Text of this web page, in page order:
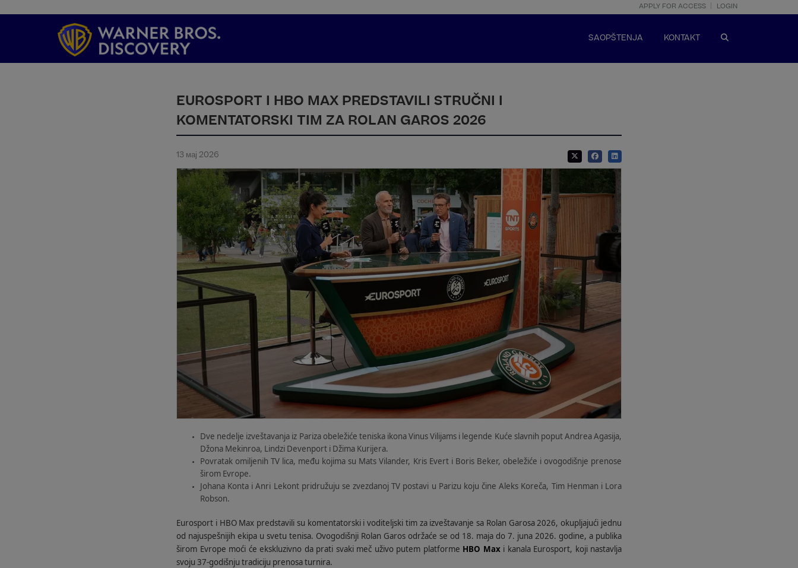
APPLY FOR ACCESS LOGIN
SAOPŠTENJA KONTAKT
EUROSPORT I HBO MAX PREDSTAVILI STRUČNI I
KOMENTATORSKI TIM ZA ROLAN GAROS 2026
13 мај 2026
Dve nedelje izveštavanja iz Pariza obeležiće teniska ikona Vinus Vilijams i legende Kuće slavnih poput Andrea Agasija,
Džona Mekinroa, Lindzi Devenport i Džima Kurijera.
Povratak omiljenih TV lica, među kojima su Mats Vilander, Kris Evert i Boris Beker, obeležiće i ovogodišnje prenose
širom Evrope.
Johana Konta i Anri Lekont pridružuju se zvezdanoj TV postavi u Parizu koju čine Aleks Koreča, Tim Henman i Lora
Robson.
Eurosport i HBO Max predstavili su komentatorski i voditeljski tim za izveštavanje sa Rolan Garosa 2026, okupljajući jednu
od najuspešnijih ekipa u svetu tenisa. Ovogodišnji Rolan Garos održaće se od 18. maja do 7. juna 2026. godine, a publika
širom Evrope moći će ekskluzivno da prati svaki meč uživo putem platforme HBO Maxi kanala Eurosport, koji nastavlja
svoju 37-godišnju tradiciju prenosa turnira.